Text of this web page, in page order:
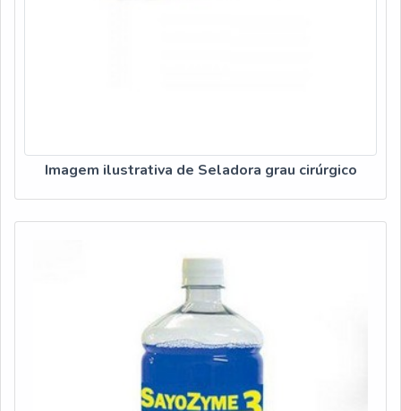
Imagem ilustrativa de Seladora grau cirúrgico